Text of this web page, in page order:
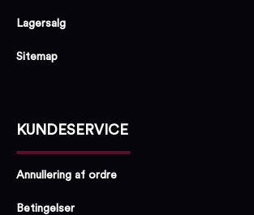
Lagersalg
Sitemap
KUNDESERVICE
Annullering af ordre
Betingelser